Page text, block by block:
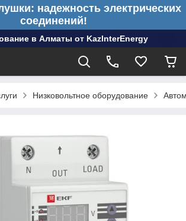
надежность электрических
соединений!
в Алматы от KazInterEnergy
Низковольтное оборудование